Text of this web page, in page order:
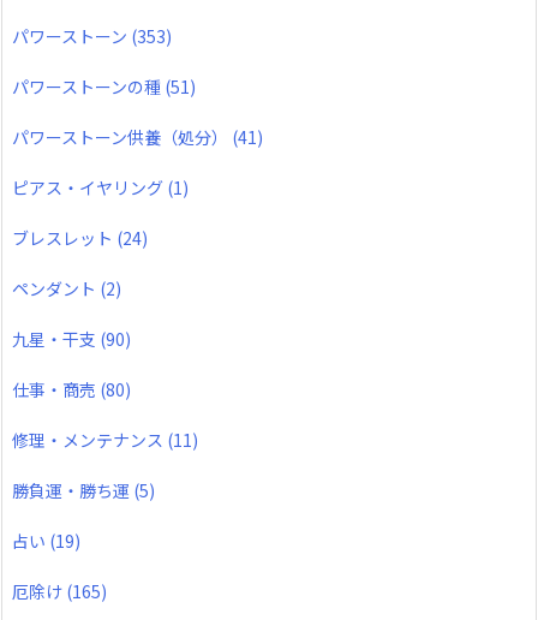
パワーストーン (353)
パワーストーンの種 (51)
パワーストーン供養（処分） (41)
ピアス・イヤリング (1)
ブレスレット (24)
ペンダント (2)
九星・干支 (90)
仕事・商売 (80)
修理・メンテナンス (11)
勝負運・勝ち運 (5)
占い (19)
厄除け (165)